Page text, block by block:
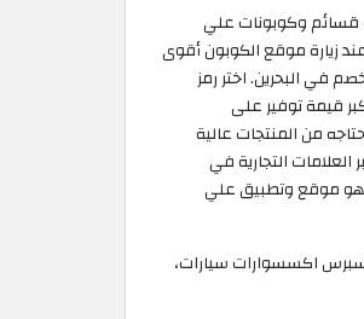
وكوبونات علي
فعالة 100% عند زيارة موقع الكوبون أقوى
في البحرين. اختر رمز
قيمة توفير على
من المنتجات عالية
التجارية في
موقع وتطبيق علي
اكسسوارات سيارات،